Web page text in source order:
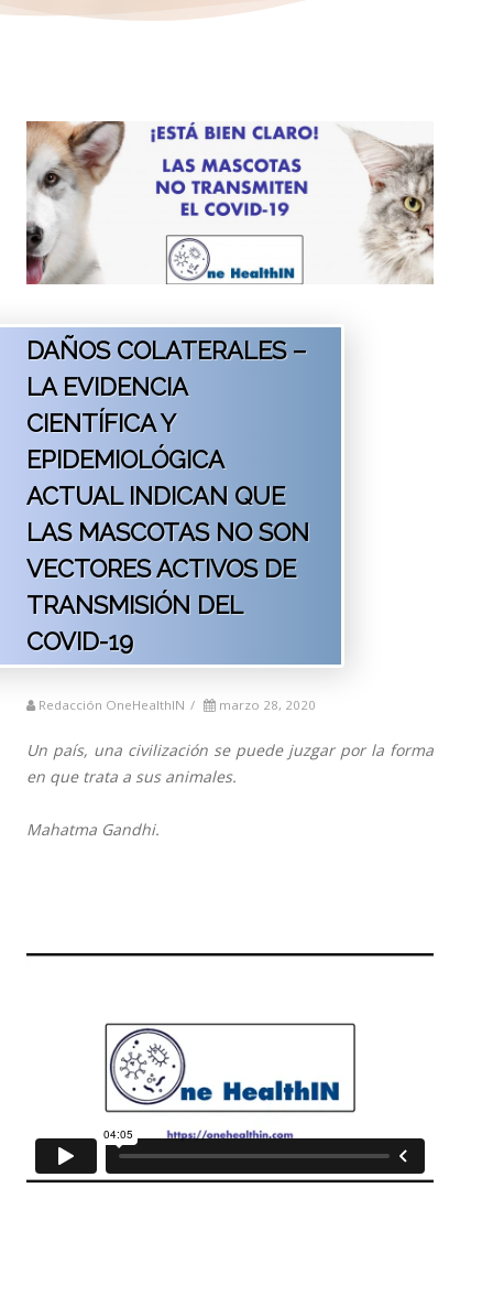
DAÑOS COLATERALES –
LA EVIDENCIA
CIENTÍFICA Y
EPIDEMIOLÓGICA
ACTUAL INDICAN QUE
LAS MASCOTAS NO SON
VECTORES ACTIVOS DE
TRANSMISIÓN DEL
COVID-19
Redacción OneHealthIN / marzo 28, 2020
Un país, una civilización se puede juzgar por la forma
en que trata a sus animales.
Mahatma Gandhi.